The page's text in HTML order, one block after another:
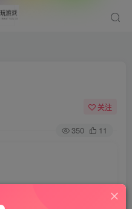
关注
350 11